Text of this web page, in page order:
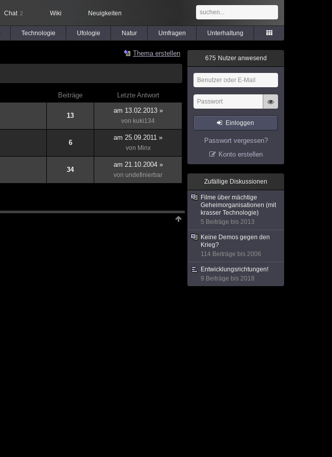
Chat 2 Wiki Neuigkeiten
Technologie Ufologie Natur Umfragen Unterhaltung
Thema erstellen
Beiträge
Letzte Antwort
13
am 13.02.2013 »
von kuki134
6
am 25.09.2011 »
von Minx
34
am 21.10.2004 »
von undefinierbar
675 Nutzer anwesend
Einloggen
Passwort vergessen?
Konto erstellen
Zufällige Diskussionen
Filme über mächtige
Geheimorganisationen (mit
krasser Technologie)
5 Beiträge bis 2013
Keine Demos gegen den
Krieg?
114 Beiträge bis 2006
Entwicklungsrichtungen!
9 Beiträge bis 2018